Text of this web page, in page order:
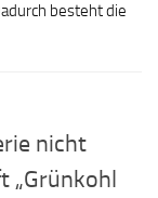
besteht die
nicht
„Grünkohl